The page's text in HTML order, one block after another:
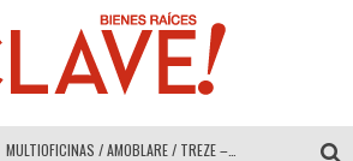
MULTIOFICINAS / AMOBLARE / TREZE – Especial Interiorismo & Decoración 2026